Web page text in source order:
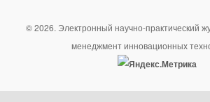
© 2026. Электронный научно-практический
менеджмент инновационных